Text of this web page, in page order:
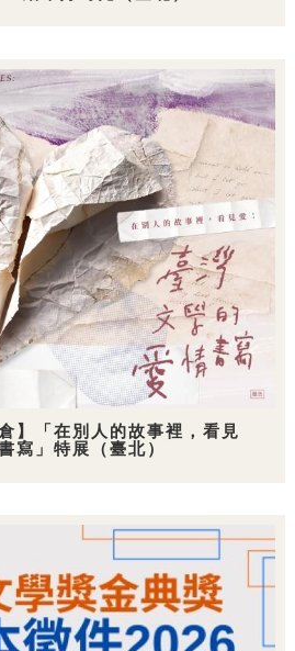
】「在別人的故事裡，看見
寫」特展（臺北）